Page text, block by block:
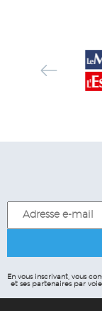
En vous inscrivant, vous
et ses partenaires par